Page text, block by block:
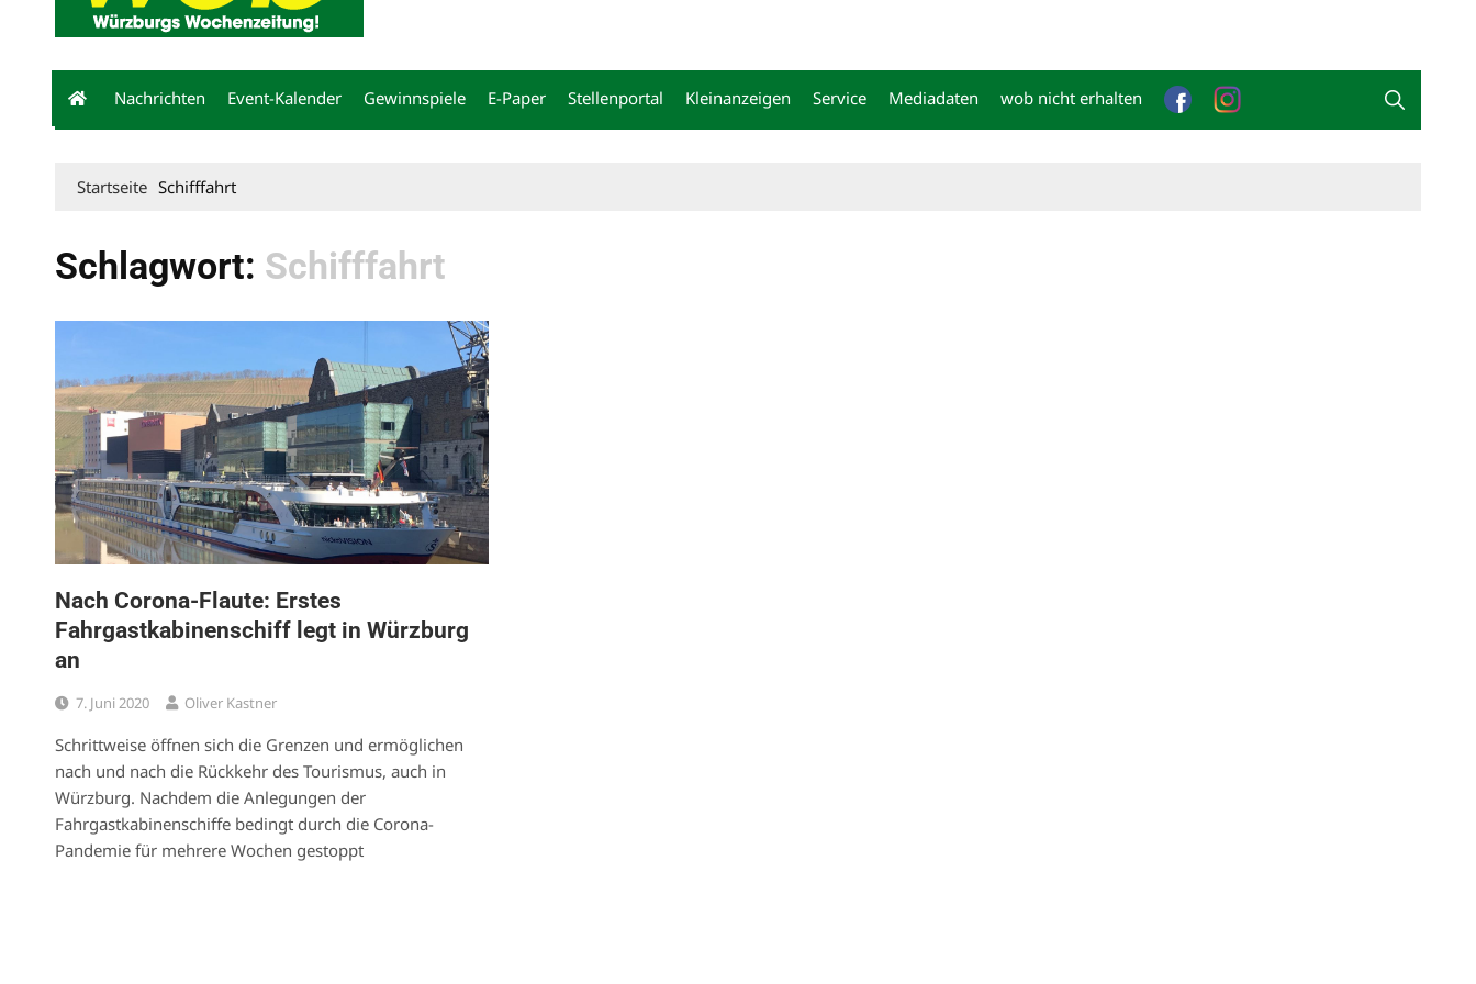
Nachrichten Event-Kalender Gewinnspiele E-Paper Stellenportal Kleinanzeigen Service Mediadaten wob nicht erhalten
Startseite Schifffahrt
Schlagwort: Schifffahrt
Nach Corona-Flaute: Erstes
Fahrgastkabinenschiff legt in Würzburg
an
7. Juni 2020 Oliver Kastner
Schrittweise öffnen sich die Grenzen und ermöglichen
nach und nach die Rückkehr des Tourismus, auch in
Würzburg. Nachdem die Anlegungen der
Fahrgastkabinenschiffe bedingt durch die Corona-
Pandemie für mehrere Wochen gestoppt